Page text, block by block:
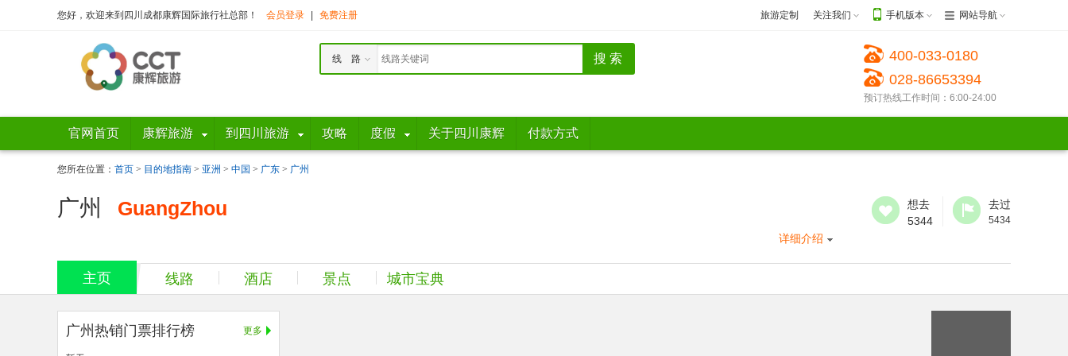
您好，欢迎来到四川成都康辉国际旅行社总部！ 会员登录 免费注册 旅游定制 关注我们 手机版本 网站导航
线 路
400-033-0180
028-86653394
预订热线工作时间：6:00-24:00
官网首页 康辉旅游 到四川旅游 攻略 度假 关于四川康辉 付款方式
您所在位置： 首页 > 目的地指南 > 亚洲 > 中国 > 广东 > 广州
广州 GuangZhou
想去
5344
去过
5434
详细介绍
主页 线路 酒店 景点 城市宝典
更多
广州热销门票排行榜